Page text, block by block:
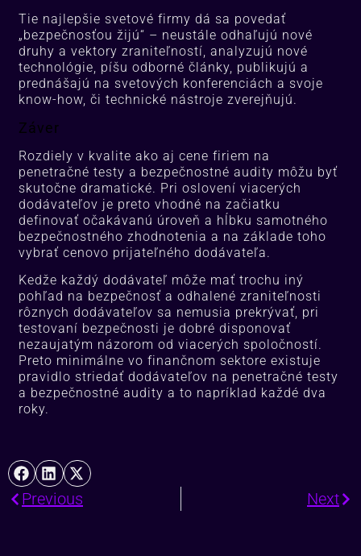
Tie najlepšie svetové firmy dá sa povedať
„bezpečnosťou žijú“ – neustále odhaľujú nové
druhy a vektory zraniteľností, analyzujú nové
technológie, píšu odborné články, publikujú a
prednášajú na svetových konferenciách a svoje
know-how, či technické nástroje zverejňujú.
Záver
Rozdiely v kvalite ako aj cene firiem na
penetračné testy a bezpečnostné audity môžu byť
skutočne dramatické. Pri oslovení viacerých
dodávateľov je preto vhodné na začiatku
definovať očakávanú úroveň a hĺbku samotného
bezpečnostného zhodnotenia a na základe toho
vybrať cenovo prijateľného dodávateľa.
Kedže každý dodávateľ môže mať trochu iný
pohľad na bezpečnosť a odhalené zraniteľnosti
rôznych dodávateľov sa nemusia prekrývať, pri
testovaní bezpečnosti je dobré disponovať
nezaujatým názorom od viacerých spoločností.
Preto minimálne vo finančnom sektore existuje
pravidlo striedať dodávateľov na penetračné testy
a bezpečnostné audity a to napríklad každé dva
roky.
Previous Next